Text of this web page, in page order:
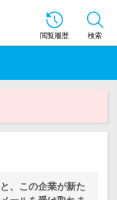
閲覧履歴 検索
、この企業が新た